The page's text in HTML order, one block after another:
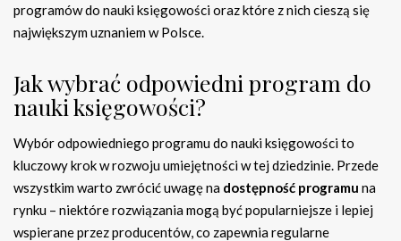
programów do nauki księgowości oraz które z nich cieszą się
największym uznaniem w Polsce.
Jak wybrać odpowiedni program do
nauki księgowości?
Wybór odpowiedniego programu do nauki księgowości to
kluczowy krok w rozwoju umiejętności w tej dziedzinie. Przede
wszystkim warto zwrócić uwagę na dostępność programu na
rynku – niektóre rozwiązania mogą być popularniejsze i lepiej
wspierane przez producentów, co zapewnia regularne